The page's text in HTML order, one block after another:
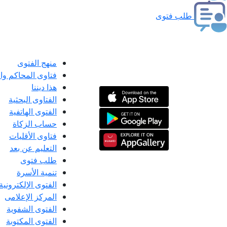
طلب فتوى
منهج الفتوى
فتاوى المحاكم
هذا ديننا
الفتاوى البحثية
الفتوى الهاتفية
حساب الزكاة
فتاوى الأقليات
التعليم عن بعد
طلب فتوى
تنمية الأسرة
الفتوى الإلكترونية
المركز الإعلامى
الفتوى الشفوية
الفتوى المكتوبة